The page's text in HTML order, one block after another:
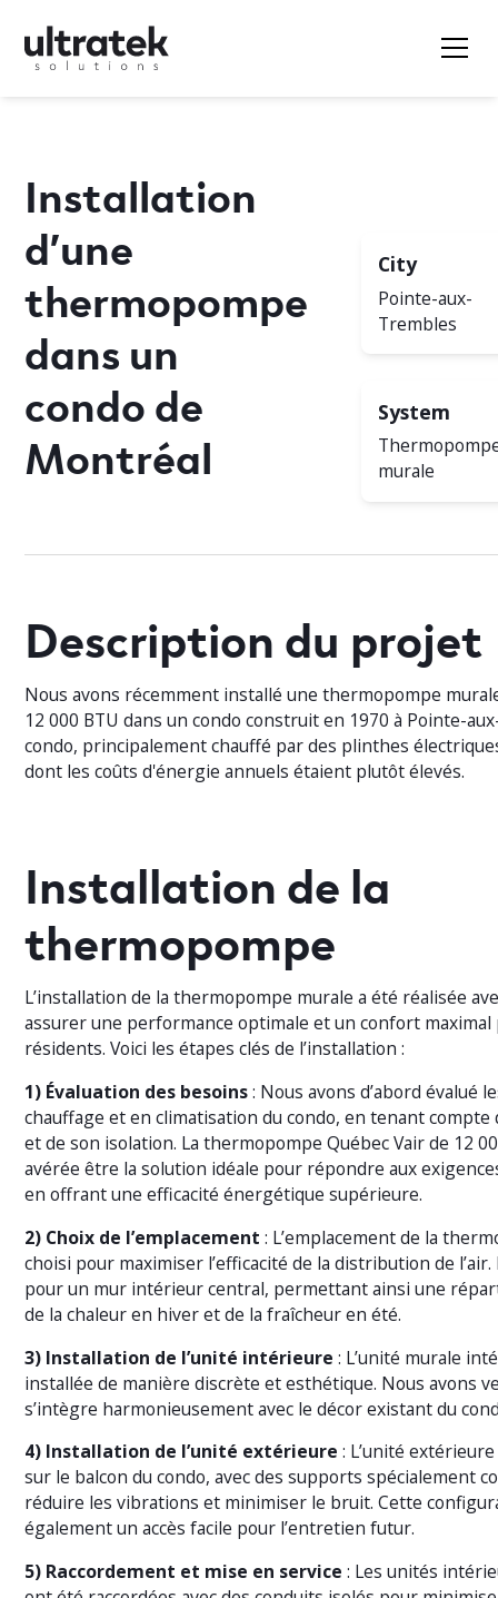
Installation
d’une
thermopompe
dans un
condo de
Montréal
City
Pointe-aux-
Trembles
System
murale
Description du projet
Nous avons récemment installé une thermopompe
12 000 BTU dans un condo construit en 1970 à Pointe-
condo, principalement chauffé par des plinthes
dont les coûts d'énergie annuels étaient plutôt élevés.
Installation de la
thermopompe
L’installation de la thermopompe murale a été réalisée
assurer une performance optimale et un confort maximal
résidents. Voici les étapes clés de l’installation :
1) Évaluation des besoins: Nous avons d’abord évalué
chauffage et en climatisation du condo, en tenant compte
et de son isolation. La thermopompe Québec Vair de 12
avérée être la solution idéale pour répondre aux
en offrant une efficacité énergétique supérieure.
2) Choix de l’emplacement : L’emplacement de la
choisi pour maximiser l’efficacité de la distribution de
pour un mur intérieur central, permettant ainsi une
de la chaleur en hiver et de la fraîcheur en été.
3) Installation de l’unité intérieure : L’unité murale
installée de manière discrète et esthétique. Nous avons
s’intègre harmonieusement avec le décor existant du
4) Installation de l’unité extérieure : L’unité
sur le balcon du condo, avec des supports spécialement
réduire les vibrations et minimiser le bruit. Cette
également un accès facile pour l’entretien futur.
5) Raccordement et mise en service : Les unités